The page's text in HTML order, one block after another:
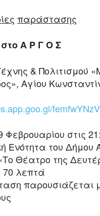
παράστασης
στο Α Ρ Γ Ο Σ
& Πολιτισμού
Αγίου
στις
Ενότητα του Δήμου
Θέατρο της
70 λεπτά
παρουσιάζεται